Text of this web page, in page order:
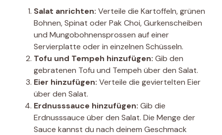
Salat anrichten: Verteile die Kartoffeln, grünen
Bohnen, Spinat oder Pak Choi, Gurkenscheiben
und Mungobohnensprossen auf einer
Servierplatte oder in einzelnen Schüsseln.
Tofu und Tempeh hinzufügen: Gib den
gebratenen Tofu und Tempeh über den Salat.
Eier hinzufügen: Verteile die geviertelten Eier
über den Salat.
Erdnusssauce hinzufügen: Gib die
Erdnusssauce über den Salat. Die Menge der
Sauce kannst du nach deinem Geschmack